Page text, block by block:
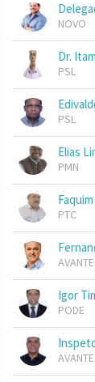
NOVO
Dr.
PSL
PSL
Elias
PMN
Faquim
PTC
AVANTE
Igor
PODE
AVANTE